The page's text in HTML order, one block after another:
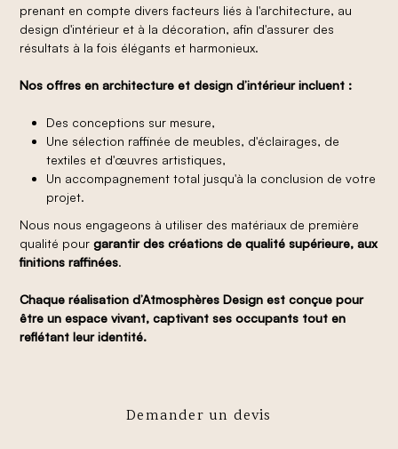
prenant en compte divers facteurs liés à l'architecture, au
design d'intérieur et à la décoration, afin d'assurer des
résultats à la fois élégants et harmonieux.
Nos offres en architecture et design d’intérieur incluent :
Des conceptions sur mesure,
Une sélection raffinée de meubles, d'éclairages, de
textiles et d'œuvres artistiques,
Un accompagnement total jusqu'à la conclusion de votre
projet.
Nous nous engageons à utiliser des matériaux de première
qualité pourgarantir des créations de qualité supérieure, aux
finitions raffinées.
Chaque réalisation d’Atmosphères Design est conçue pour
être un espace vivant, captivant ses occupants tout en
reflétant leur identité.
Demander un devis